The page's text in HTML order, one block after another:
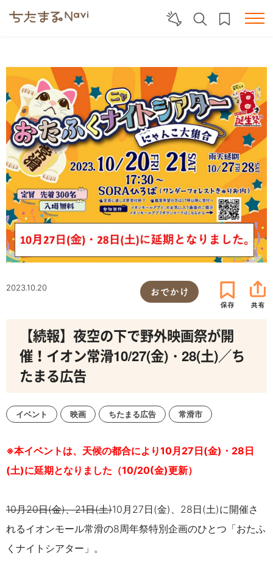
2023.10.20 おでかけ
【続報】夜空の下で野外映画祭が開
催！イオン常滑10/27(金)・28(土)／ち
たまる広告
イベント 映画 ちたまる広告 常滑市
※本イベントは、天候の都合により10月27日(金)・28日
(土)に延期となりました（10/20(金)更新）
10月20日(金)、21日(土)10月27日(金)、28日(土)に開催さ
れるイオンモール常滑の8周年祭特別企画のひとつ「おたふ
くナイトシアター」。